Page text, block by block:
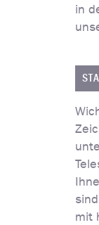
in
mit